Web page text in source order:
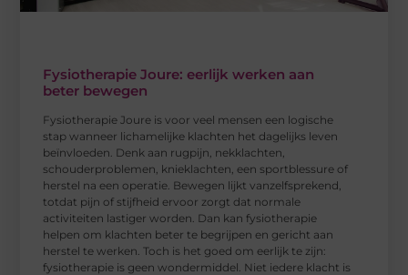
Fysiotherapie Joure: eerlijk werken aan
beter bewegen
Fysiotherapie Joure is voor veel mensen een logische
stap wanneer lichamelijke klachten het dagelijks leven
beïnvloeden. Denk aan rugpijn, nekklachten,
schouderproblemen, knieklachten, een sportblessure of
herstel na een operatie. Bewegen lijkt vanzelfsprekend,
totdat pijn of stijfheid ervoor zorgt dat normale
activiteiten lastiger worden. Dan kan fysiotherapie
helpen om klachten beter te begrijpen en gericht aan
herstel te werken. Toch is het goed om eerlijk te zijn:
fysiotherapie is geen wondermiddel. Niet iedere klacht is